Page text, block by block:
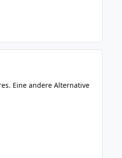
Eine andere Alternative